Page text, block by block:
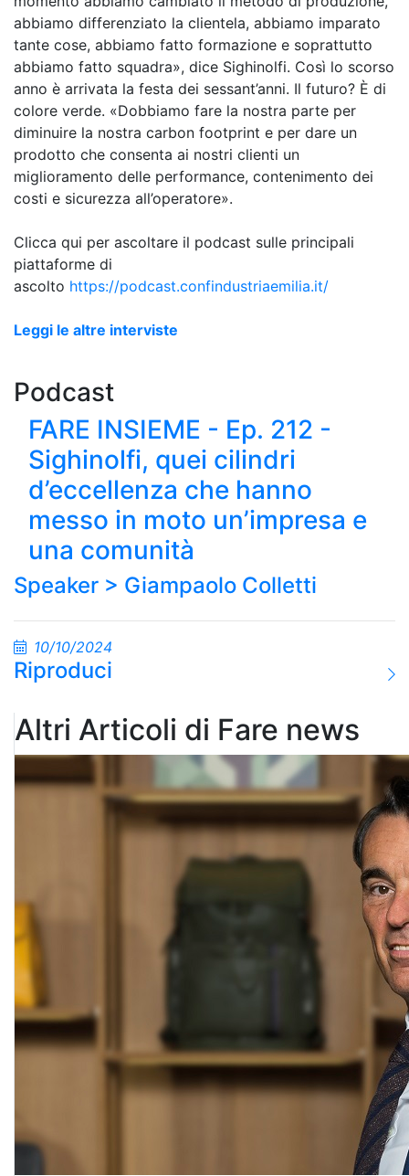
abbiamo differenziato la clientela, abbiamo imparato
tante cose, abbiamo fatto formazione e soprattutto
abbiamo fatto squadra», dice Sighinolfi. Così lo scorso
anno è arrivata la festa dei sessant’anni. Il futuro? È di
colore verde. «Dobbiamo fare la nostra parte per
diminuire la nostra carbon footprint e per dare un
prodotto che consenta ai nostri clienti un
miglioramento delle performance, contenimento dei
costi e sicurezza all’operatore».
Clicca qui per ascoltare il podcast sulle principali
piattaforme di
ascolto https://podcast.confindustriaemilia.it/
Leggi le altre interviste
Podcast
FARE INSIEME - Ep. 212 -
Sighinolfi, quei cilindri
d’eccellenza che hanno
messo in moto un’impresa e
una comunità
Speaker > Giampaolo Colletti
10/10/2024
Riproduci
Altri Articoli di Fare news